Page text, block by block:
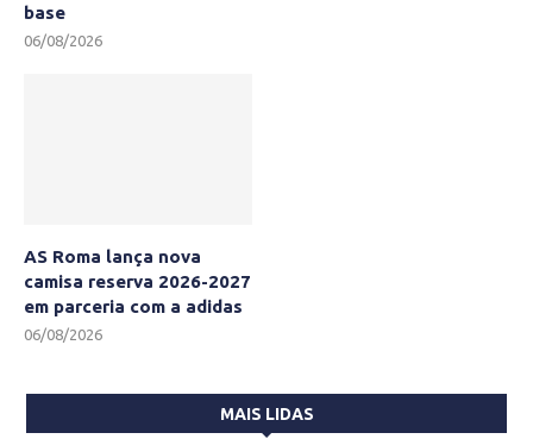
base
06/08/2026
AS Roma lança nova
camisa reserva 2026-2027
em parceria com a adidas
06/08/2026
MAIS LIDAS